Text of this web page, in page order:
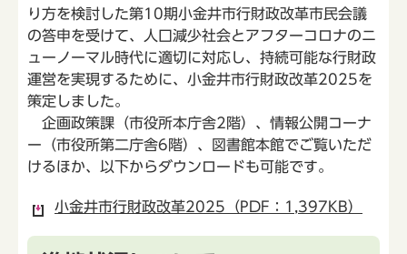
り方を検討した第10期小金井市行財政改革市民会議
の答申を受けて、人口減少社会とアフターコロナのニ
ューノーマル時代に適切に対応し、持続可能な行財政
運営を実現するために、小金井市行財政改革2025を
策定しました。
企画政策課（市役所本庁舎2階）、情報公開コーナ
ー（市役所第二庁舎6階）、図書館本館でご覧いただ
けるほか、以下からダウンロードも可能です。
小金井市行財政改革2025（PDF：1,397KB）